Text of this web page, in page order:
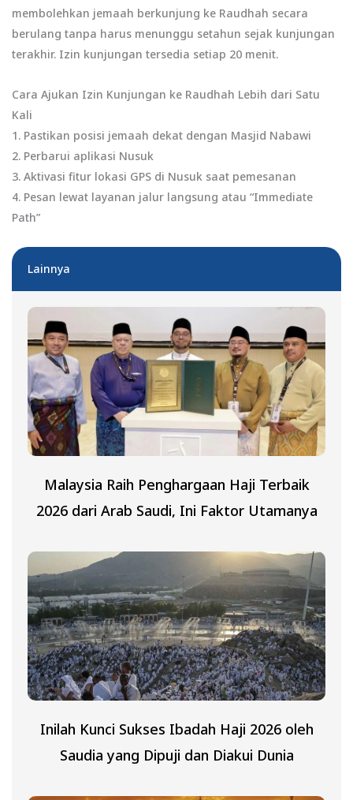
membolehkan jemaah berkunjung ke Raudhah secara
berulang tanpa harus menunggu setahun sejak kunjungan
terakhir. Izin kunjungan tersedia setiap 20 menit.
Cara Ajukan Izin Kunjungan ke Raudhah Lebih dari Satu
Kali
1. Pastikan posisi jemaah dekat dengan Masjid Nabawi
2. Perbarui aplikasi Nusuk
3. Aktivasi fitur lokasi GPS di Nusuk saat pemesanan
4. Pesan lewat layanan jalur langsung atau “Immediate
Path”
Lainnya
Malaysia Raih Penghargaan Haji Terbaik
2026 dari Arab Saudi, Ini Faktor Utamanya
Inilah Kunci Sukses Ibadah Haji 2026 oleh
Saudia yang Dipuji dan Diakui Dunia